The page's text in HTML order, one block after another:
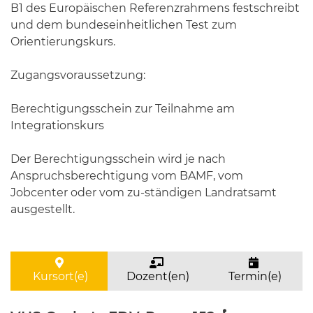
B1 des Europäischen Referenzrahmens festschreibt
und dem bundeseinheitlichen Test zum
Orientierungskurs.
Zugangsvoraussetzung:
Berechtigungsschein zur Teilnahme am
Integrationskurs
Der Berechtigungsschein wird je nach
Anspruchsberechtigung vom BAMF, vom
Jobcenter oder vom zu-ständigen Landratsamt
ausgestellt.
Kursort(e) Dozent(en) Termin(e)